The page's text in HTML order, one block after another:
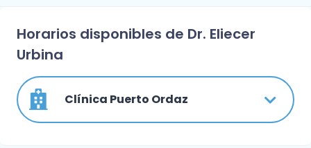
Horarios disponibles de Dr. Eliecer
Urbina
Clínica Puerto Ordaz